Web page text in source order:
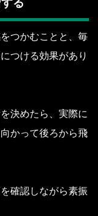
る
つかむことと、毎
つける効果があり
決めたら、実際に
かって後ろから飛
確認しながら素振